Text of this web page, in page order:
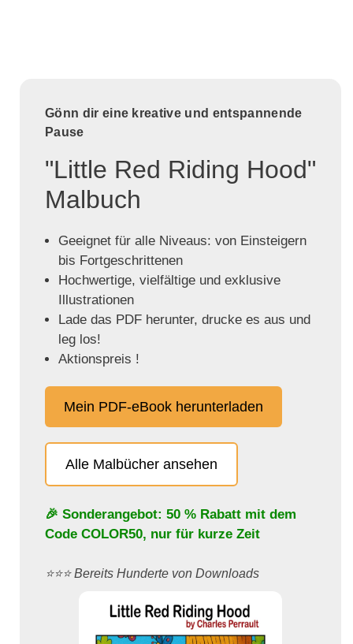
Gönn dir eine kreative und entspannende
Pause
"Little Red Riding Hood"
Malbuch
Geeignet für alle Niveaus: von Einsteigern
bis Fortgeschrittenen
Hochwertige, vielfältige und exklusive
Illustrationen
Lade das PDF herunter, drucke es aus und
leg los!
Aktionspreis !
Mein PDF-eBook herunterladen
Alle Malbücher ansehen
🎉 Sonderangebot: 50 % Rabatt mit dem
Code COLOR50, nur für kurze Zeit
⭐️⭐️⭐️ Bereits Hunderte von Downloads